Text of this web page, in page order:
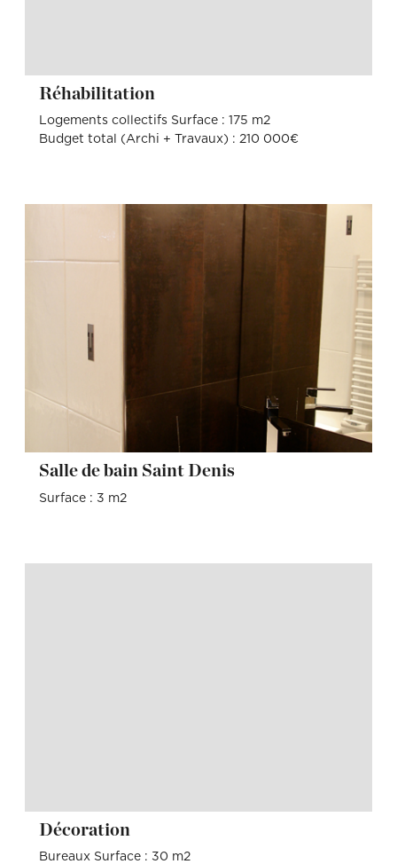
Réhabilitation
Logements collectifs Surface : 175 m2
Budget total (Archi + Travaux) : 210 000€
Salle de bain Saint Denis
Surface : 3 m2
Décoration
Bureaux Surface : 30 m2